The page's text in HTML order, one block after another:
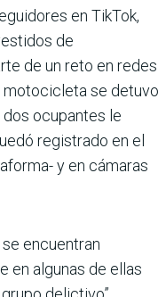
en TikTok,
de
de un reto en redes
motocicleta se detuvo
ocupantes le
registrado en el
y en cámaras
encuentran
en algunas de ellas